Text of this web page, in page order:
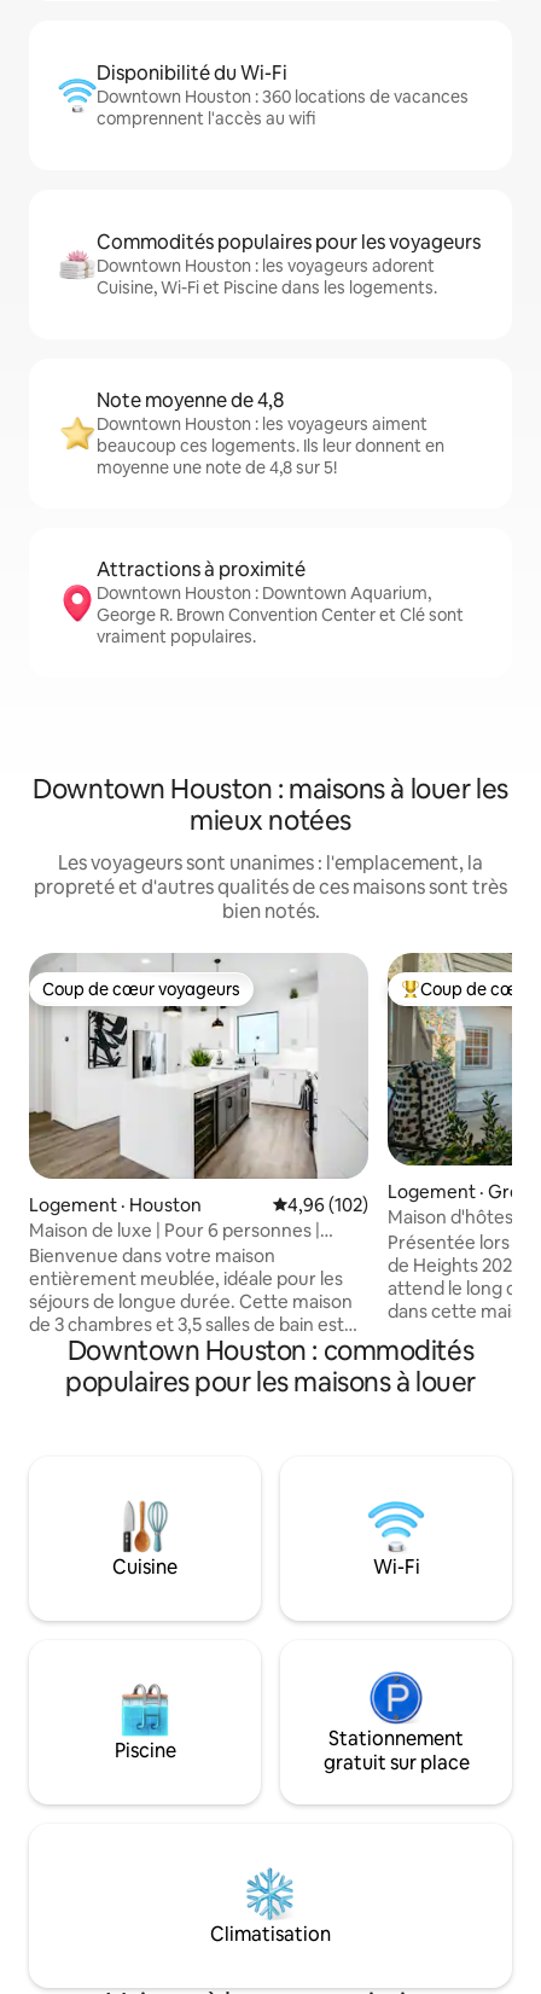
Disponibilité du Wi-Fi
Downtown Houston : 360 locations de vacances
comprennent l'accès au wifi
Commodités populaires pour les voyageurs
Downtown Houston : les voyageurs adorent
Cuisine, Wi-Fi et Piscine dans les logements.
Note moyenne de 4,8
Downtown Houston : les voyageurs aiment
beaucoup ces logements. Ils leur donnent en
moyenne une note de 4,8 sur 5!
Attractions à proximité
Downtown Houston : Downtown Aquarium,
George R. Brown Convention Center et Clé sont
vraiment populaires.
Downtown Houston : maisons à louer les
mieux notées
Les voyageurs sont unanimes : l'emplacement, la
propreté et d'autres qualités de ces maisons sont très
bien notés.
Coup de cœur voyageurs
Coup de cœur voyageurs
Logement · Houston Note moyenne de 4,96 sur 5,
4,96 (102)
Maison de luxe | Pour 6 personnes |
Centre-ville et Metro Rail
Bienvenue dans votre maison
entièrement meublée, idéale pour les
séjours de longue durée. Cette maison
de 3 chambres et 3,5 salles de bain est
conçue pour le confort, l'intimité et la
commodité. Chaque chambre a une
salle de bains privée attenante pour plus
intelligente et d'une buanderie à
domicile. Situé à quelques minutes du
centre-ville de Houston et à quelques
pas du MetroRail, les clients ont
Center, aux principaux quartiers
Coup de cœur
Coup de cœur
Logement ·
s
Maison d'hôtes
dans les hauteurs
Présentée lors de
de Heights 2026
attend le long de
dans cette
magnifiquement
retraite privée
et des
coin. À
centre-ville et à
charme
Downtown Houston : commodités
populaires pour les maisons à louer
Cuisine Wi-Fi
Piscine
Stationnement
gratuit sur place
Climatisation